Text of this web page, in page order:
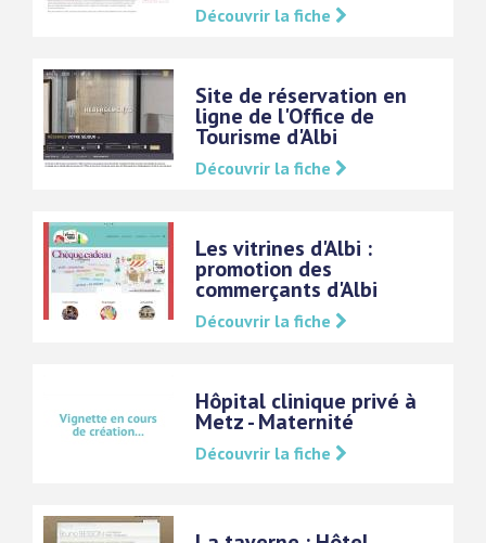
Découvrir la fiche
Site de réservation en
ligne de l'Office de
Tourisme d'Albi
Découvrir la fiche
Les vitrines d'Albi :
promotion des
commerçants d'Albi
Découvrir la fiche
Hôpital clinique privé à
Metz - Maternité
Découvrir la fiche